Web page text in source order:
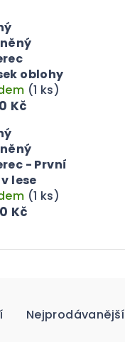
oblohy
(1 ks)
Kč
- První
lese
(1 ks)
Kč
Nejprodávanější